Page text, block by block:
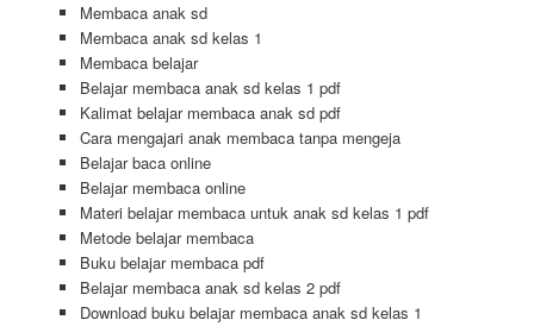
Membaca anak sd
Membaca anak sd kelas 1
Membaca belajar
Belajar membaca anak sd kelas 1 pdf
Kalimat belajar membaca anak sd pdf
Cara mengajari anak membaca tanpa mengeja
Belajar baca online
Belajar membaca online
Materi belajar membaca untuk anak sd kelas 1 pdf
Metode belajar membaca
Buku belajar membaca pdf
Belajar membaca anak sd kelas 2 pdf
Download buku belajar membaca anak sd kelas 1